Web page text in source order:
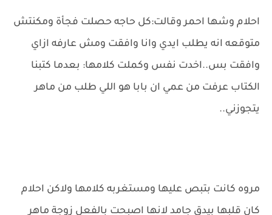
احلام وشها احمر وقالت:كل حاجه حصلت فجأة ومكنتش
متوقعه انه يطلب ايدي وانا وافقت ومش عارفه ازاي
وافقت بس..اخدت نفس وكملت كلامها: بعدما كتبنا
الكتاب عرفت من عمي ان بابا هو اللي طلب من ماهر
يتجوزني..
مروه كانت بتبص عليها ومستغربه كلامها ولاكن احلام
كان قلبها بيدق جامد لانها اصبحت بالفعل زوجة ماهر